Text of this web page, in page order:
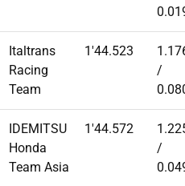
Italtrans
Racing
Team
1'44.523
/
IDEMITSU
Honda
Team Asia
1'44.572
/